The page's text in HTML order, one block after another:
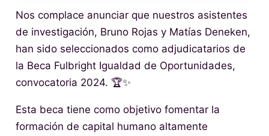
Nos complace anunciar que nuestros asistentes
de investigación, Bruno Rojas y Matías Deneken,
han sido seleccionados como adjudicatarios de
la Beca Fulbright Igualdad de Oportunidades,
convocatoria 2024. 🏆✨
Esta beca tiene como objetivo fomentar la
formación de capital humano altamente